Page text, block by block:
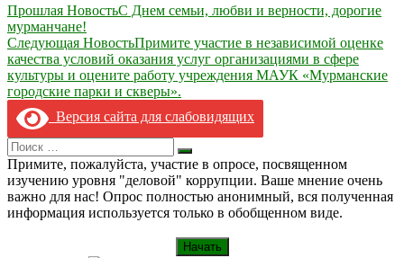
Навигация
по
записям
Прошлая НовостьС Днем семьи, любви и верности, дорогие
мурманчане!
Следующая НовостьПримите участие в независимой оценке
качества условий оказания услуг организациями в сфере
культуры и оцените работу учреждения МАУК «Мурманские
городские парки и скверы».
Версия сайта для слабовидящих
Search
for:
Искать
Примите, пожалуйста, участие в опросе, посвященном
изучению уровня "деловой" коррупции. Ваше мнение очень
важно для нас! Опрос полностью анонимный, вся полученная
информация используется только в обобщенном виде.
Начать